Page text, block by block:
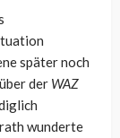
später noch
der WAZ
wunderte